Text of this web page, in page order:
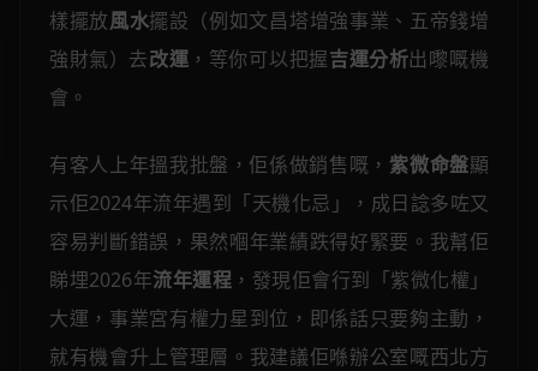
樣擺放風水擺設（例如文昌塔增強事業、五帝錢增
強財氣）去改運 ，等你可以把握吉運分析出嚟嘅機
會。
有客人上年搵我批盤，佢係做銷售嘅， 紫微命盤顯
示佢2024年流年遇到「天機化忌」，成日諗多咗又
容易判斷錯誤，果然嗰年業績跌得好緊要。我幫佢
睇埋2026年流年運程 ，發現佢會行到「紫微化權」
大運，事業宮有權力星到位，即係話只要夠主動，
就有機會升上管理層。我建議佢喺辦公室嘅西北方